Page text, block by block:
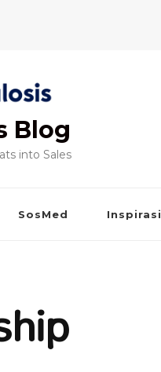
Blog
into Sales
SosMed Inspirasi